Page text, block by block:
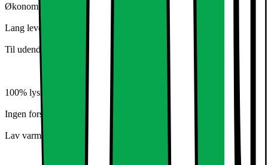
Økonomisk LED-teknologi
Lang levetid
Til udendørs brug
100% lysstyrke på mindre end 0,2 sekunder.
Ingen forsinkelse - Instant 100% lysstyrke.
Lav varme under drift